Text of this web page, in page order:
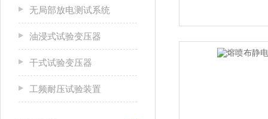
无局部放电测试系统
油浸式试验变压器
干式试验变压器
工频耐压试验装置